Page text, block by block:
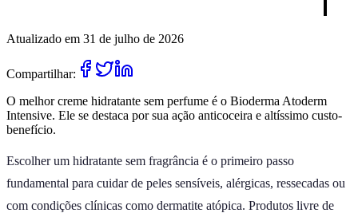
Atualizado em 31 de julho de 2026
Compartilhar:
O melhor creme hidratante sem perfume é o Bioderma Atoderm
Intensive. Ele se destaca por sua ação anticoceira e altíssimo custo-
benefício.
Escolher um hidratante sem fragrância é o primeiro passo
fundamental para cuidar de peles sensíveis, alérgicas, ressecadas ou
com condições clínicas como dermatite atópica. Produtos livre de